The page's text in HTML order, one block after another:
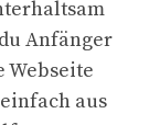
Anfänger
Webseite
aus